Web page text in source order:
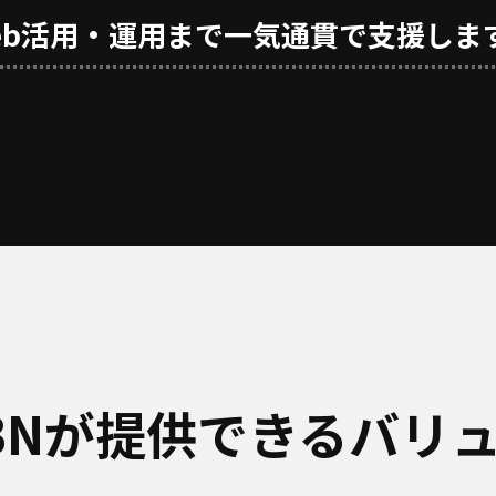
活用・運用まで一気通貫で支援しま
が提供できるバリ